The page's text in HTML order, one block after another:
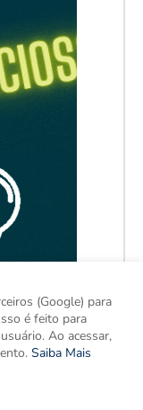
(Google) para
é feito para
Ao acessar,
Saiba Mais